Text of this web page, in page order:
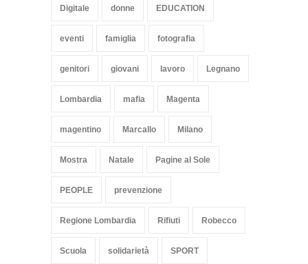
Digitale donne EDUCATION
eventi famiglia fotografia
genitori giovani lavoro Legnano
Lombardia mafia Magenta
magentino Marcallo Milano
Mostra Natale Pagine al Sole
PEOPLE prevenzione
Regione Lombardia Rifiuti Robecco
Scuola solidarietà SPORT